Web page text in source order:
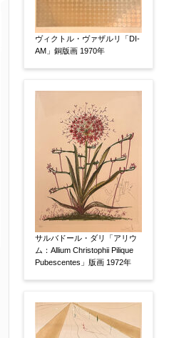
作品の技法 【任意】
素描
立体
その他
絵の画面サイズ 【任意】
体裁 【任意】
額装
軸装
その他
サイン等の有無
サイン有(自筆)
ヴィクトル・ヴァザルリ「DI-
AM」銅版画 1970年
サルバドール・ダリ「アリウ
ム：Allium Christophii Pilique
Pubescentes」版画 1972年